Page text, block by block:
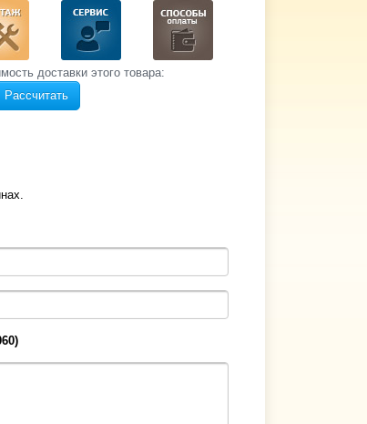
доставки этого товара:
Рассчитать